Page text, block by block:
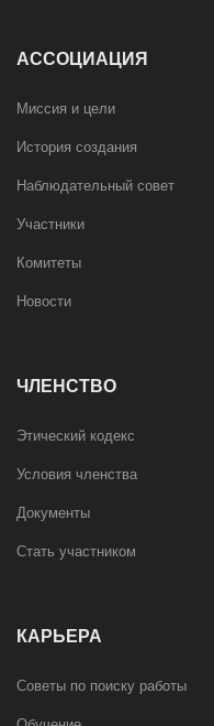
АССОЦИАЦИЯ
Миссия и цели
История создания
Наблюдательный совет
Участники
Комитеты
Новости
ЧЛЕНСТВО
Этический кодекс
Условия членства
Документы
Стать участником
КАРЬЕРА
Советы по поиску работы